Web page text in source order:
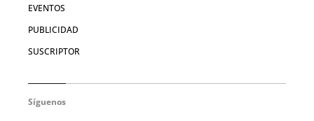
EVENTOS
PUBLICIDAD
SUSCRIPTOR
Síguenos